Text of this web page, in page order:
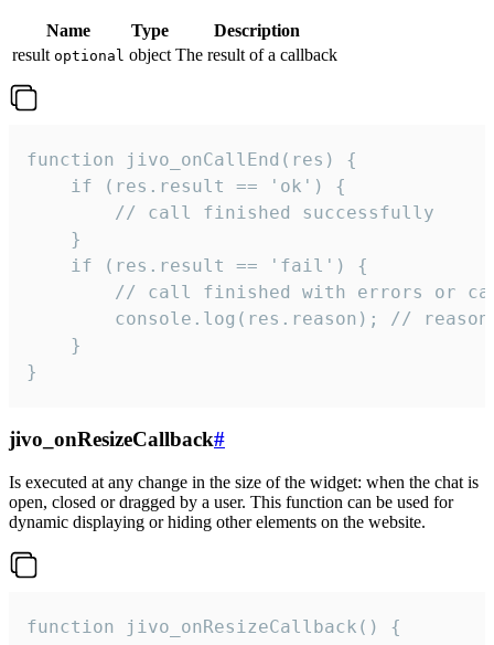
Name Type
Description
result optional object The result of a callback
function jivo_onCallEnd(res) {
    if (res.result == 'ok') {
        // call finished successfully
    }
    if (res.result == 'fail') {
// call finished with errors or
console.log(res.reason); //
    }
}
jivo_onResizeCallback#
Is executed at any change in the size of the widget: when the chat is
open, closed or dragged by a user. This function can be used for
dynamic displaying or hiding other elements on the website.
function jivo_onResizeCallback() {